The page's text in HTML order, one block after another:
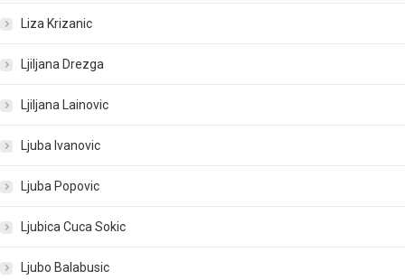
Liza Krizanic
Ljiljana Drezga
Ljiljana Lainovic
Ljuba Ivanovic
Ljuba Popovic
Ljubica Cuca Sokic
Ljubo Balabusic